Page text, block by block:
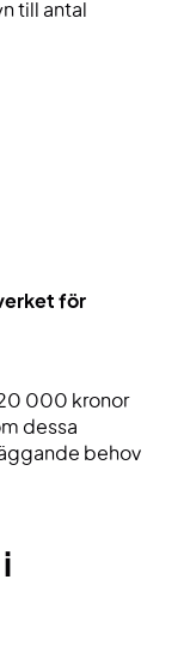
till antal
för
000 kronor
dessa
behov